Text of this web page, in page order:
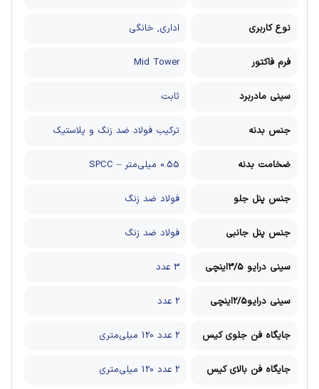
نوع کاربری اداری, خانگی
فرم فاکتور Mid Tower
سینی مادربرد ثابت
جنس بدنه ترکیب فولاد ضد زنگ و پلاستیک
ضخامت بدنه 0.55 میلی‌متر – SPCC
جنس پنل جلو فولاد ضد زنگ
جنس پنل جانبی فولاد ضد زنگ
سینی درایو 3/5اینچی 3 عدد
سینی درایو2/5اینچی 2 عدد
جایگاه فن جلوی کیس 2 عدد 120 میلی‌متری
جایگاه فن بالای کیس 2 عدد 120 میلی‌متری